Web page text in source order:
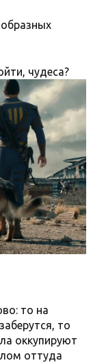
чудеса?
то на
то
оккупируют
оттуда